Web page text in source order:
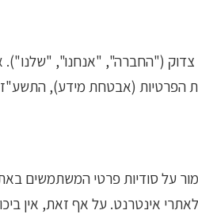
("החברה", "אנחנו", "שלנו").
על סודיות פרטי המשתמשים
אינטרנט. על אף זאת, אין